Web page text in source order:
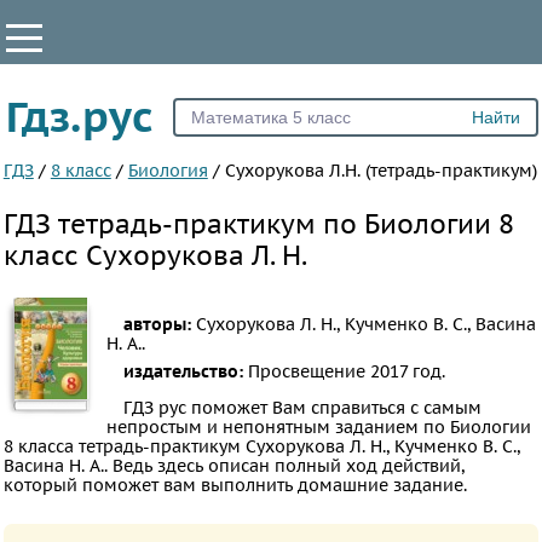
Все
5
7
8
9
10
11
ПРЕДМЕТЫ
Все
предметы
Математика
Гдз.рус
ГДЗ / 8 класс / Биология / Сухорукова Л.Н. (тетрадь-практикум)
ГДЗ тетрадь-практикум по Биологии 8
класс Сухорукова Л. Н.
авторы: Сухорукова Л. Н., Кучменко В. С., Васина
Н. А..
издательство: Просвещение2017 год.
ГДЗ рус поможет Вам справиться с самым
непростым и непонятным заданием по Биологии
8 класса тетрадь-практикум Сухорукова Л. Н., Кучменко В. С.,
Васина Н. А.. Ведь здесь описан полный ход действий,
который поможет вам выполнить домашние задание.